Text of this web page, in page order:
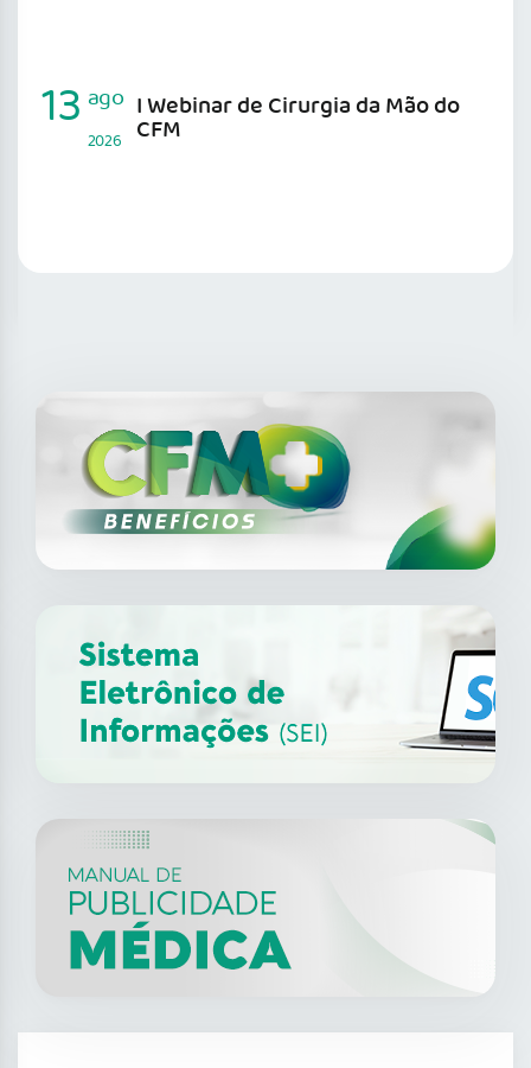
I Webinar de Cirurgia da Mão do
CFM
13 ago
2026
SAIBA MAIS
XII Fórum de Medicina do
Trabalho do CFM
14 ago
2026